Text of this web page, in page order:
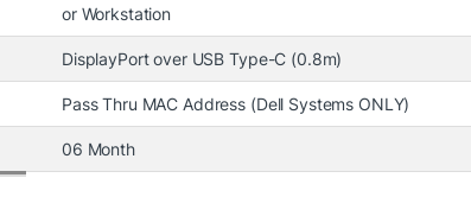
Ethernet, hai cổng USB 2.0, một cổng USB
dock. Bên cạnh đó, có một khe khóa Kensington ở
nghe/mic ở mặt trước
or Workstation
DisplayPort over USB Type-C (0.8m)
Pass Thru MAC Address (Dell Systems ONLY)
06 Month